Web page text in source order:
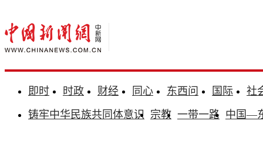
即时 时政 财经 同心 东西问 国际
社
铸牢中华民族共同体意识 宗教 一带一路 中国—